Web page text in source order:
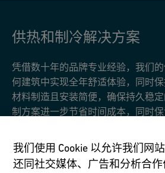
供热和制冷解决方案
凭借数十年的品牌专业经验，我们
何建筑中实现全年舒适体验，同时
材料制造且安装简便，确保持久稳
制方案进一步节省时间成本，同时
家装采暖管路系统
我们使用 Cookie 以允许我们网
还同社交媒体、广告和分析合